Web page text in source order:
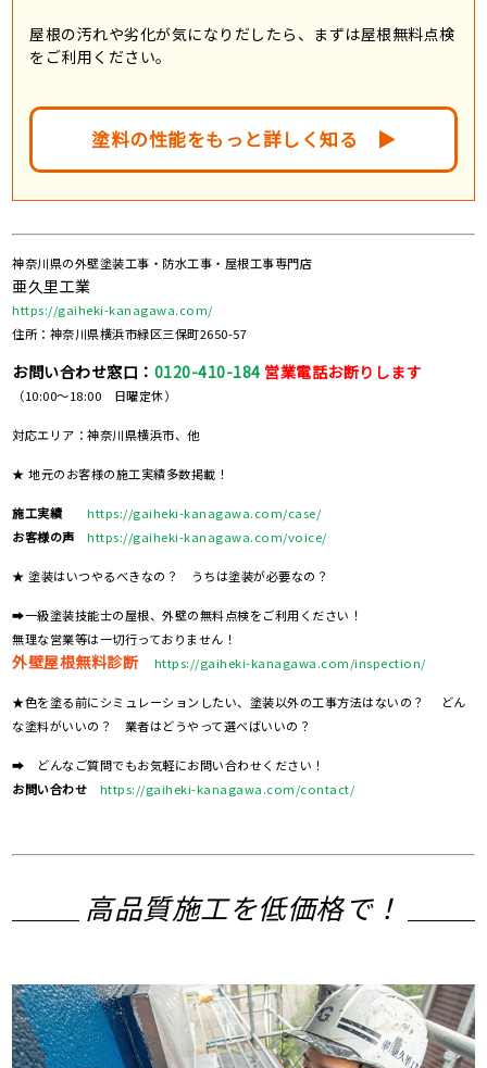
屋根の汚れや劣化が気になりだしたら、まずは屋根無料点検
をご利用ください。
塗料の性能をもっと詳しく知る ▶︎
神奈川県の外壁塗装工事・防水工事・屋根工事専門店
亜久里工業
https://gaiheki-kanagawa.com/
住所：神奈川県横浜市緑区三保町2650-57
お問い合わせ窓口： 0120-410-184 営業電話お断りします
（10:00～18:00 日曜定休）
対応エリア：神奈川県横浜市、他
★ 地元のお客様の施工実績多数掲載！
施工実績
https://gaiheki-kanagawa.com/case/
お客様の声
https://gaiheki-kanagawa.com/voice/
★ 塗装はいつやるべきなの？ うちは塗装が必要なの？
➡一級塗装技能士の屋根、外壁の無料点検をご利用ください！
無理な営業等は一切行っておりません！
外壁屋根無料診断 https://gaiheki-kanagawa.com/inspection/
★色を塗る前にシミュレーションしたい、塗装以外の工事方法はないの？ どん
な塗料がいいの？ 業者はどうやって選べばいいの？
➡ どんなご質問でもお気軽にお問い合わせください！
お問い合わせ
https://gaiheki-kanagawa.com/contact/
高品質施工を低価格で！